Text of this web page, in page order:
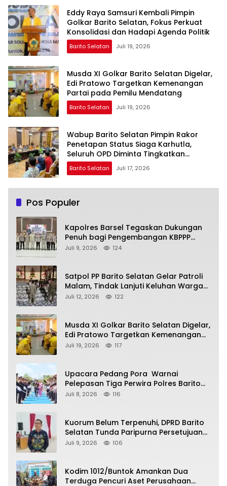
Eddy Raya Samsuri Kembali Pimpin
Golkar Barito Selatan, Fokus Perkuat
Konsolidasi dan Hadapi Agenda Politik
Barito Selatan Juli 19, 2026
Musda XI Golkar Barito Selatan Digelar,
Edi Pratowo Targetkan Kemenangan
Partai pada Pemilu Mendatang
Barito Selatan Juli 19, 2026
Wabup Barito Selatan Pimpin Rakor
Penetapan Status Siaga Karhutla,
Seluruh OPD Diminta Tingkatkan
Kesiapsiagaan
Barito Selatan Juli 17, 2026
Pos Populer
Kapolres Barsel Tegaskan Dukungan
Penuh bagi Pengembangan KBPPP
Kalimantan Tengah
Juli 9, 2026 124
Satpol PP Barito Selatan Gelar Patroli
Malam, Tindak Lanjuti Keluhan Warga
soal Balap Liar dan Remaja Nongkrong
Juli 12, 2026 122
Musda XI Golkar Barito Selatan Digelar,
Edi Pratowo Targetkan Kemenangan
Partai pada Pemilu Mendatang
Juli 19, 2026 117
Upacara Pedang Pora Warnai
Pelepasan Tiga Perwira Polres Barito
Selatan Masuki Masa Pensiun
Juli 8, 2026 116
Kuorum Belum Terpenuhi, DPRD Barito
Selatan Tunda Paripurna Persetujuan
Raperda Pertanggungjawaban APBD
Juli 9, 2026 106
Kodim 1012/Buntok Amankan Dua
Terduga Pencuri Aset Perusahaan